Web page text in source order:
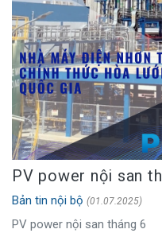
PV power nội san
Bản tin nội bộ (01.07.2025)
PV power nội san tháng 6